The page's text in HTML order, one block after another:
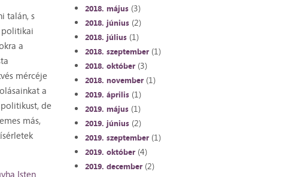
talán, s
politikai
a
mércéje
a
de
más,
Isten
2018. május (3)
2018. június (2)
2018. július (1)
2018. szeptember (1)
2018. október (3)
2018. november (1)
2019. április (1)
2019. május (1)
2019. június (2)
2019. szeptember (1)
2019. október (4)
2019. december (2)